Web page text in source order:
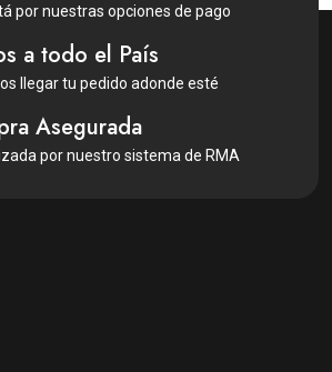
por nuestras opciones de pago
a todo el País
llegar tu pedido adonde esté
Asegurada
por nuestro sistema de RMA